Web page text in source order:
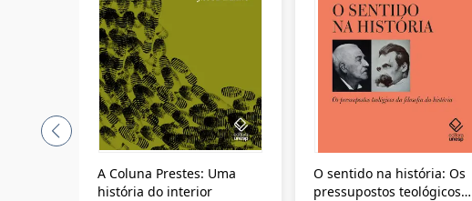
A Coluna Prestes: Uma
história do interior
O sentido na história: Os
pressupostos teológicos